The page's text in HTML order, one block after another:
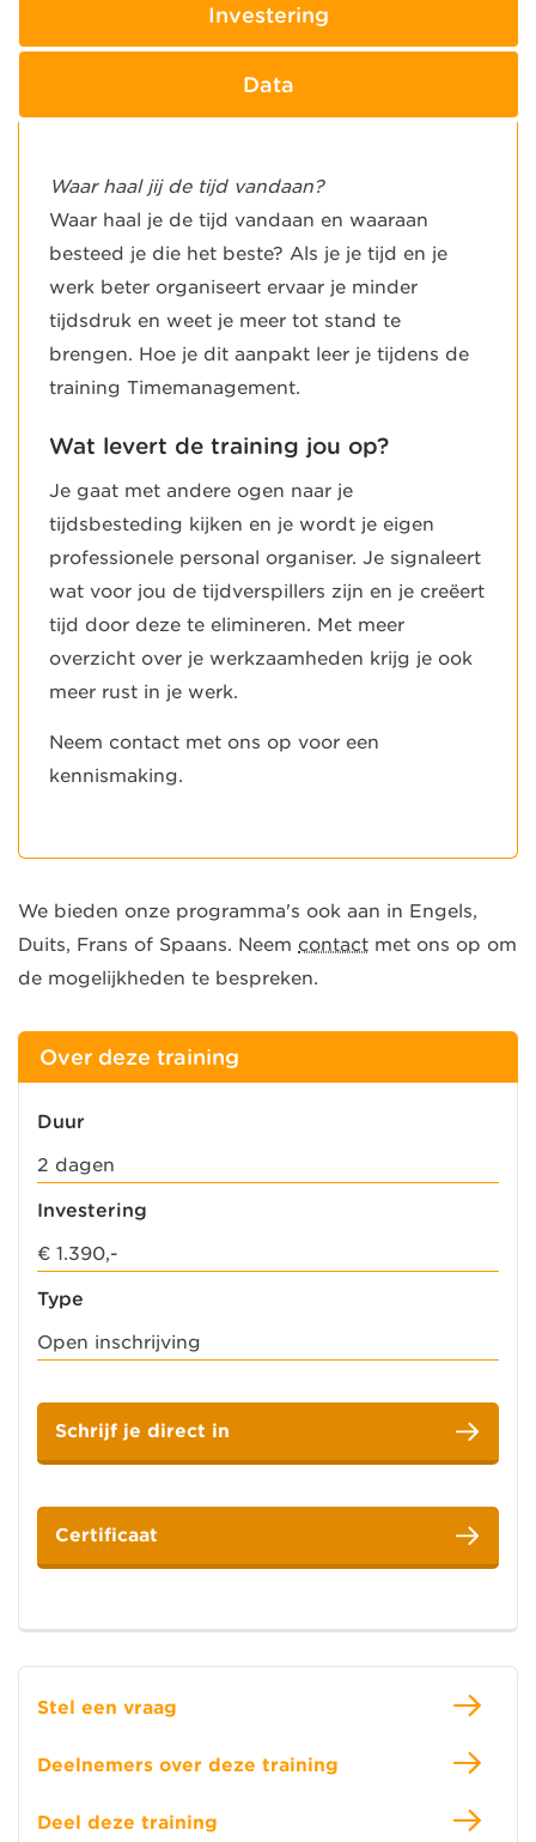
Investering
Data
Waar haal jij de tijd vandaan?
Waar haal je de tijd vandaan en waaraan
besteed je die het beste? Als je je tijd en je
werk beter organiseert ervaar je minder
tijdsdruk en weet je meer tot stand te
brengen. Hoe je dit aanpakt leer je tijdens de
training Timemanagement.
Wat levert de training jou op?
Je gaat met andere ogen naar je
tijdsbesteding kijken en je wordt je eigen
professionele personal organiser. Je signaleert
wat voor jou de tijdverspillers zijn en je creëert
tijd door deze te elimineren. Met meer
overzicht over je werkzaamheden krijg je ook
meer rust in je werk.
Neem contact met ons op voor een
kennismaking.
We bieden onze programma's ook aan in Engels,
Duits, Frans of Spaans. Neem contact met ons op om
de mogelijkheden te bespreken.
Over deze training
Duur
2 dagen
Investering
€ 1.390,-
Type
Open inschrijving
Schrijf je direct in
Certificaat
Stel een vraag
Deelnemers over deze training
Deel deze training